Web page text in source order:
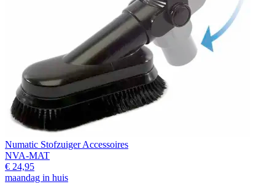
Numatic Stofzuiger Accessoires
NVA-MAT
€ 24,95
maandag in huis